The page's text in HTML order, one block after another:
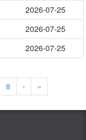
2026-07-25
2026-07-25
2026-07-25
8 › »